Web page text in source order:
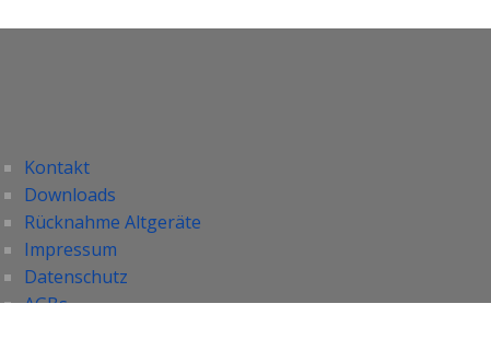
Kontakt
Downloads
Rücknahme Altgeräte
Impressum
Datenschutz
AGBs